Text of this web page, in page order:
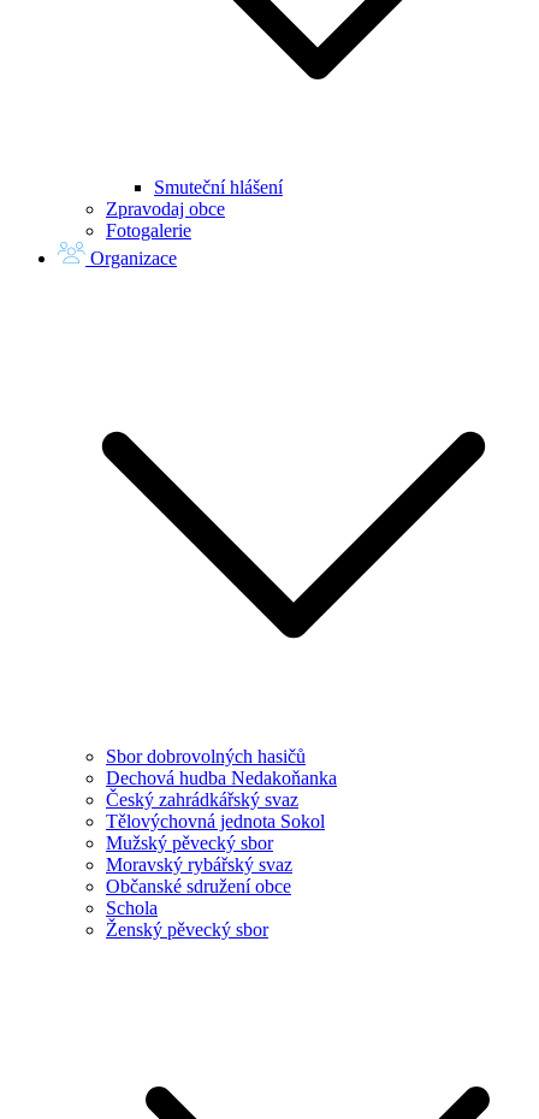
Smuteční hlášení
Zpravodaj obce
Fotogalerie
Organizace
Sbor dobrovolných hasičů
Dechová hudba Nedakoňanka
Český zahrádkářský svaz
Tělovýchovná jednota Sokol
Mužský pěvecký sbor
Moravský rybářský svaz
Občanské sdružení obce
Schola
Ženský pěvecký sbor